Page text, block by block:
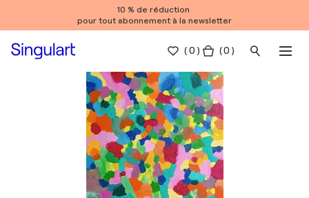
10 % de réduction
pour tout abonnement à la newsletter
(0 ) ( 0 )